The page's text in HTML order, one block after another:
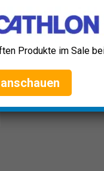
SUP-Board bietet dir
für jede
robustem PVC
Tragfähig bis 130
Produkte im Sale